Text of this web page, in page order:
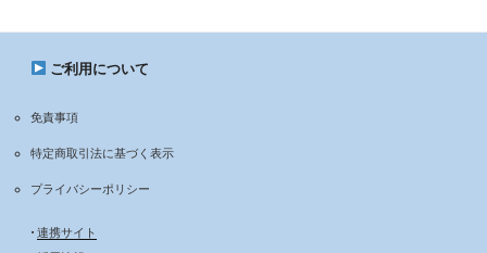
ご利用について
免責事項
特定商取引法に基づく表示
プライバシーポリシー
• 連携サイト